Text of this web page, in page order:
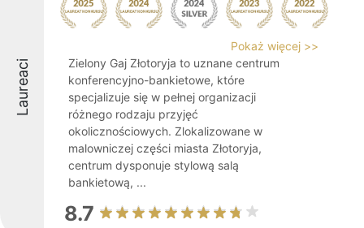
Laureaci
Pokaż więcej >>
Zielony Gaj Złotoryja to uznane centrum
konferencyjno-bankietowe, które
specjalizuje się w pełnej organizacji
różnego rodzaju przyjęć
okolicznościowych. Zlokalizowane w
malowniczej części miasta Złotoryja,
centrum dysponuje stylową salą
bankietową, ...
8.7